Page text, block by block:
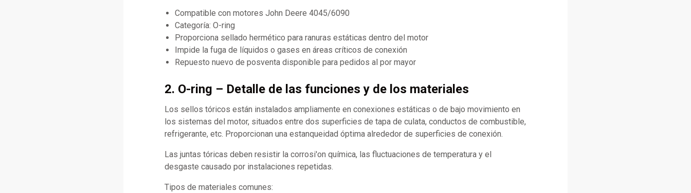
Compatible con motores John Deere 4045/6090
Categoría: O-ring
Proporciona sellado hermético para ranuras estáticas dentro del motor
Impide la fuga de líquidos o gases en áreas críticos de conexión
Repuesto nuevo de posventa disponible para pedidos al por mayor
2. O-ring – Detalle de las funciones y de los materiales
Los sellos tóricos están instalados ampliamente en conexiones estáticas o de bajo movimiento en
los sistemas del motor, situados entre dos superficies de tapa de culata, conductos de combustible,
refrigerante, etc. Proporcionan una estanqueidad óptima alrededor de superficies de conexión.
Las juntas tóricas deben resistir la corrosi'on química, las fluctuaciones de temperatura y el
desgaste causado por instalaciones repetidas.
Tipos de materiales comunes: